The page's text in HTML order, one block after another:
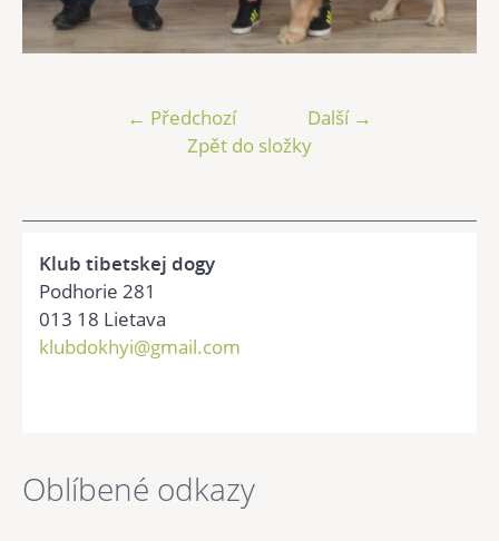
← Předchozí
Další →
Zpět do složky
Klub tibetskej dogy
Podhorie 281
013 18 Lietava
klubdokhyi@gmail.com
Oblíbené odkazy